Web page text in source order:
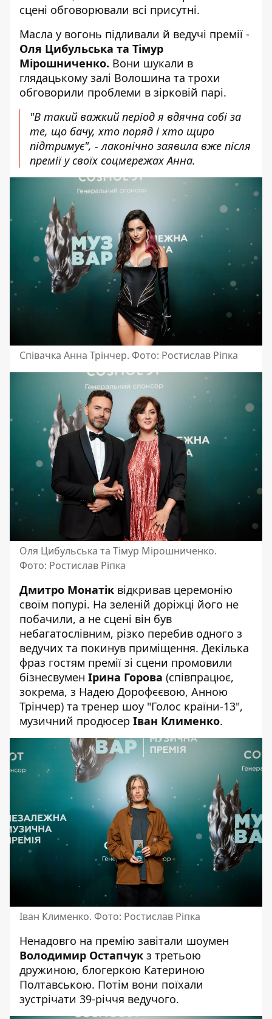
сцені обговорювали всі присутні.
Масла у вогонь підливали й ведучі премії -
Оля Цибульська та Тімур
Мірошниченко. Вони шукали в
глядацькому залі Волошина та трохи
обговорили проблеми в зірковій парі.
"В такий важкий період я вдячна собі за
те, що бачу, хто поряд і хто щиро
підтримує", - лаконічно заявила вже після
премії у своїх соцмережах Анна.
Співачка Анна Трінчер. Фото: Ростислав Ріпка
Оля Цибульська та Тімур Мірошниченко.
Фото: Ростислав Ріпка
Дмитро Монатік відкривав церемонію
своїм попурі. На зеленій доріжці його не
побачили, а не сцені він був
небагатослівним, різко перебив одного з
ведучих та покинув приміщення. Декілька
фраз гостям премії зі сцени промовили
бізнесвумен Ірина Горова (співпрацює,
зокрема, з Надею Дорофєєвою, Анною
Трінчер) та тренер шоу "Голос країни-13",
музичний продюсер Іван Клименко.
Іван Клименко. Фото: Ростислав Ріпка
Ненадовго на премію завітали шоумен
Володимир Остапчук з третьою
дружиною, блогеркою Катериною
Полтавською. Потім вони поїхали
зустрічати 39-річчя ведучого.